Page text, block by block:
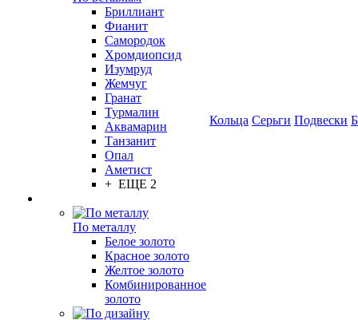
Бриллиант
Фианит
Самородок
Хромдиопсид
Изумруд
Жемчуг
Гранат
Турмалин
Аквамарин
Танзанит
Опал
Аметист
+ ЕЩЕ 2
По металлу
Белое золото
Красное золото
Желтое золото
Комбинированное
золото
Кольца Серьги Подвески